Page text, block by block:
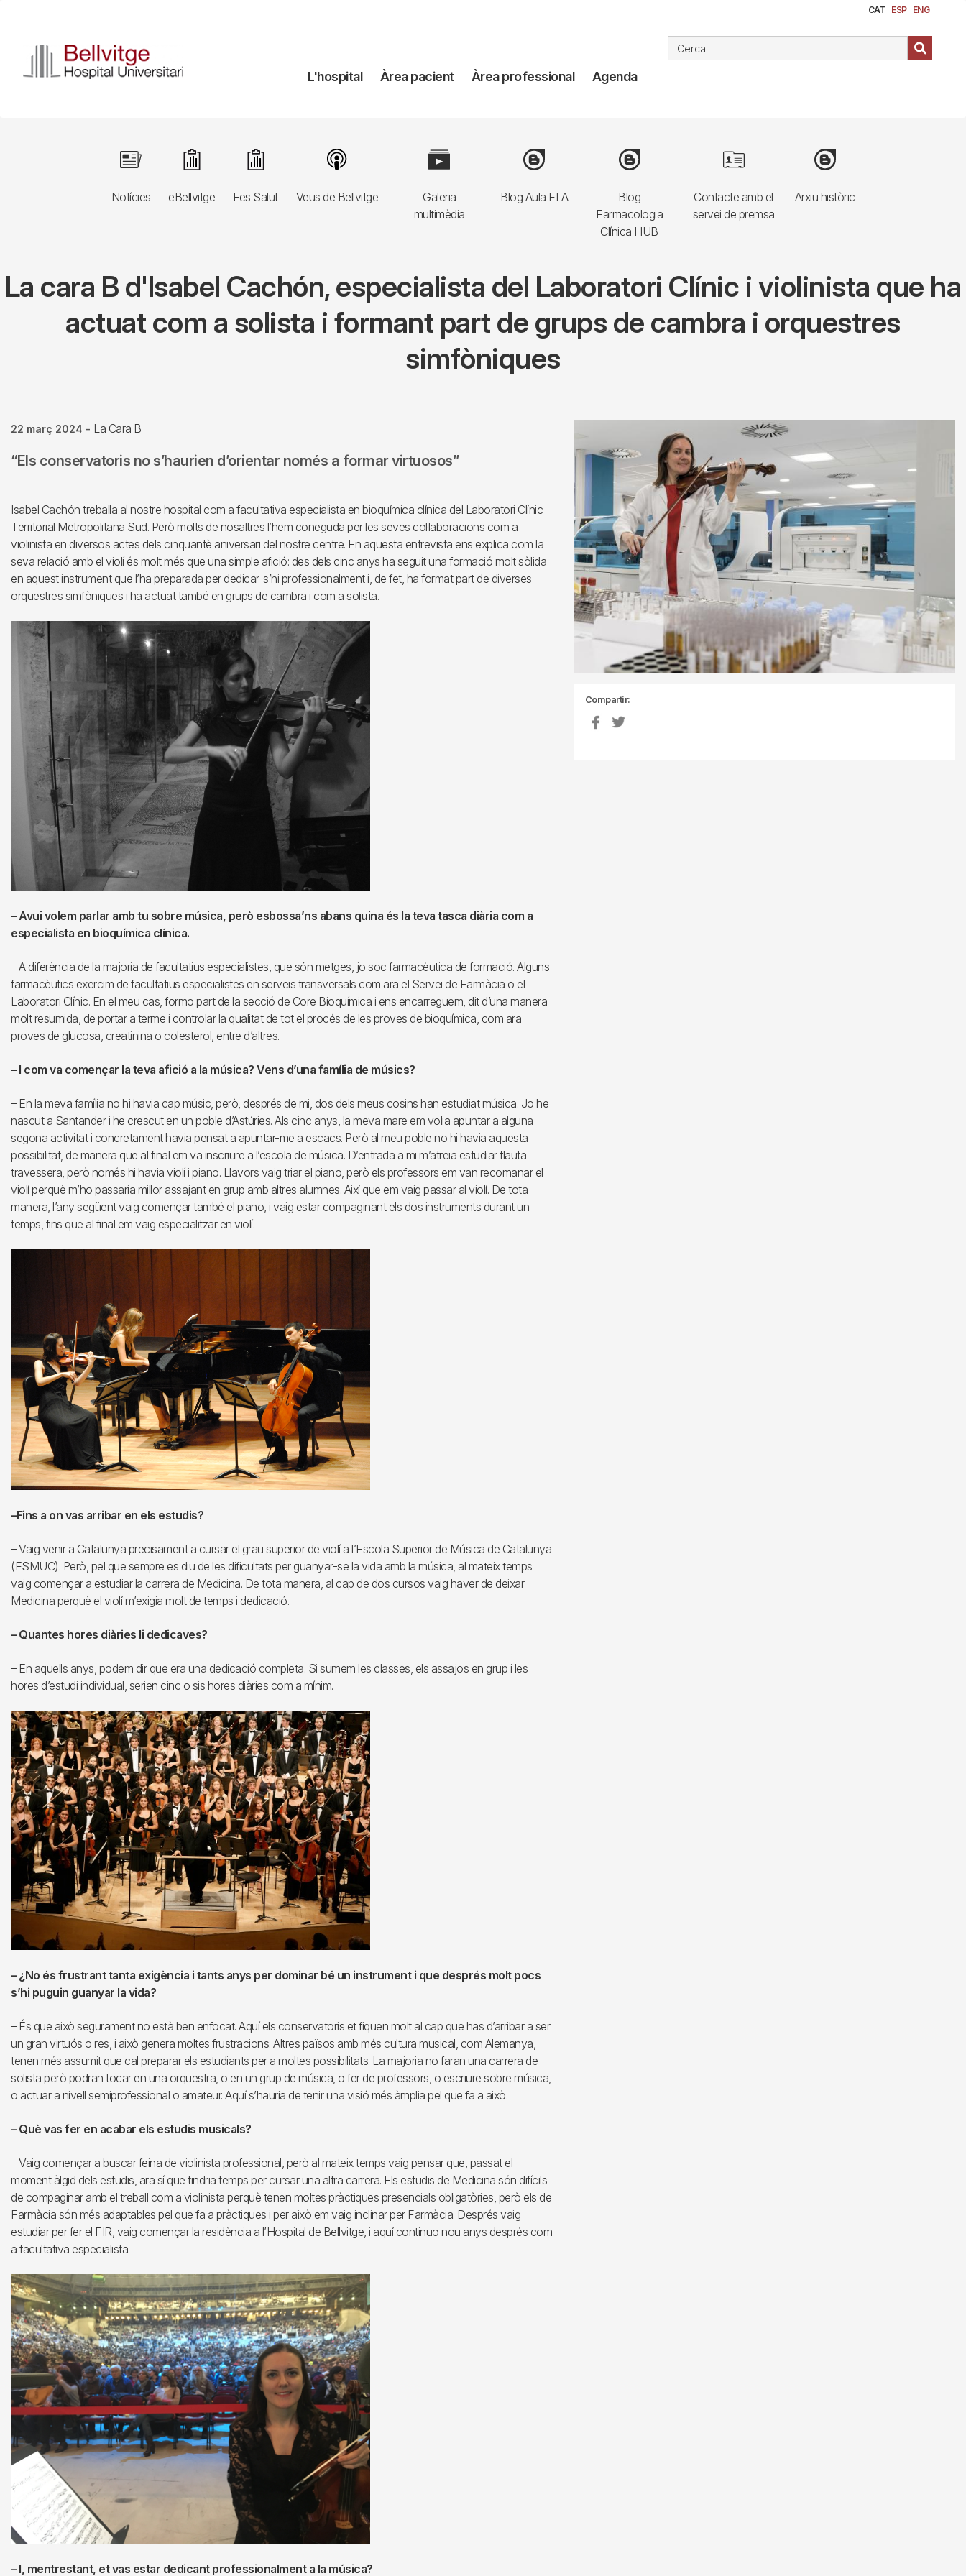
contingut
CAT ESP ENG
Navegación
L'hospital Àrea pacient Àrea professional Agenda
Notícies
Image
eBellvitge
Image
Fes Salut
Image
Veus de Bellvitge
Image
Galeria
multimèdia
Image
Blog Aula ELA
Image
Blog
Farmacologia
Clínica HUB
Image
Contacte amb el
servei de premsa
Image
Arxiu històric
Image
La cara B d'Isabel Cachón, especialista del Laboratori Clínic i violinista que ha
actuat com a solista i formant part de grups de cambra i orquestres
simfòniques
22 març 2024 - La Cara B
“Els conservatoris no s’haurien d’orientar només a formar virtuosos”
Isabel Cachón treballa al nostre hospital com a facultativa especialista en bioquímica clínica del Laboratori Clínic
Territorial Metropolitana Sud. Però molts de nosaltres l’hem coneguda per les seves col·laboracions com a
violinista en diversos actes dels cinquantè aniversari del nostre centre. En aquesta entrevista ens explica com la
seva relació amb el violí és molt més que una simple afició: des dels cinc anys ha seguit una formació molt sòlida
en aquest instrument que l’ha preparada per dedicar-s’hi professionalment i, de fet, ha format part de diverses
orquestres simfòniques i ha actuat també en grups de cambra i com a solista.
– Avui volem parlar amb tu sobre música, però esbossa’ns abans quina és la teva tasca diària com a
especialista en bioquímica clínica.
– A diferència de la majoria de facultatius especialistes, que són metges, jo soc farmacèutica de formació. Alguns
farmacèutics exercim de facultatius especialistes en serveis transversals com ara el Servei de Farmàcia o el
Laboratori Clínic. En el meu cas, formo part de la secció de Core Bioquímica i ens encarreguem, dit d’una manera
molt resumida, de portar a terme i controlar la qualitat de tot el procés de les proves de bioquímica, com ara
proves de glucosa, creatinina o colesterol, entre d’altres.
– I com va començar la teva afició a la música? Vens d’una família de músics?
– En la meva família no hi havia cap músic, però, després de mi, dos dels meus cosins han estudiat música. Jo he
nascut a Santander i he crescut en un poble d’Astúries. Als cinc anys, la meva mare em volia apuntar a alguna
segona activitat i concretament havia pensat a apuntar-me a escacs. Però al meu poble no hi havia aquesta
possibilitat, de manera que al final em va inscriure a l’escola de música. D’entrada a mi m’atreia estudiar flauta
travessera, però només hi havia violí i piano. Llavors vaig triar el piano, però els professors em van recomanar el
violí perquè m’ho passaria millor assajant en grup amb altres alumnes. Així que em vaig passar al violí. De tota
manera, l’any següent vaig començar també el piano, i vaig estar compaginant els dos instruments durant un
temps, fins que al final em vaig especialitzar en violí.
–Fins a on vas arribar en els estudis?
– Vaig venir a Catalunya precisament a cursar el grau superior de violí a l’Escola Superior de Música de Catalunya
(ESMUC). Però, pel que sempre es diu de les dificultats per guanyar-se la vida amb la música, al mateix temps
vaig començar a estudiar la carrera de Medicina. De tota manera, al cap de dos cursos vaig haver de deixar
Medicina perquè el violí m’exigia molt de temps i dedicació.
– Quantes hores diàries li dedicaves?
– En aquells anys, podem dir que era una dedicació completa. Si sumem les classes, els assajos en grup i les
hores d’estudi individual, serien cinc o sis hores diàries com a mínim.
– ¿No és frustrant tanta exigència i tants anys per dominar bé un instrument i que després molt pocs
s’hi puguin guanyar la vida?
– És que això segurament no està ben enfocat. Aquí els conservatoris et fiquen molt al cap que has d’arribar a ser
un gran virtuós o res, i això genera moltes frustracions. Altres països amb més cultura musical, com Alemanya,
tenen més assumit que cal preparar els estudiants per a moltes possibilitats. La majoria no faran una carrera de
solista però podran tocar en una orquestra, o en un grup de música, o fer de professors, o escriure sobre música,
o actuar a nivell semiprofessional o amateur. Aquí s’hauria de tenir una visió més àmplia pel que fa a això.
– Què vas fer en acabar els estudis musicals?
– Vaig començar a buscar feina de violinista professional, però al mateix temps vaig pensar que, passat el
moment àlgid dels estudis, ara sí que tindria temps per cursar una altra carrera. Els estudis de Medicina són difícils
de compaginar amb el treball com a violinista perquè tenen moltes pràctiques presencials obligatòries, però els de
Farmàcia són més adaptables pel que fa a pràctiques i per això em vaig inclinar per Farmàcia. Després vaig
estudiar per fer el FIR, vaig començar la residència a l’Hospital de Bellvitge, i aquí continuo nou anys després com
a facultativa especialista.
– I, mentrestant, et vas estar dedicant professionalment a la música?
Compartir: